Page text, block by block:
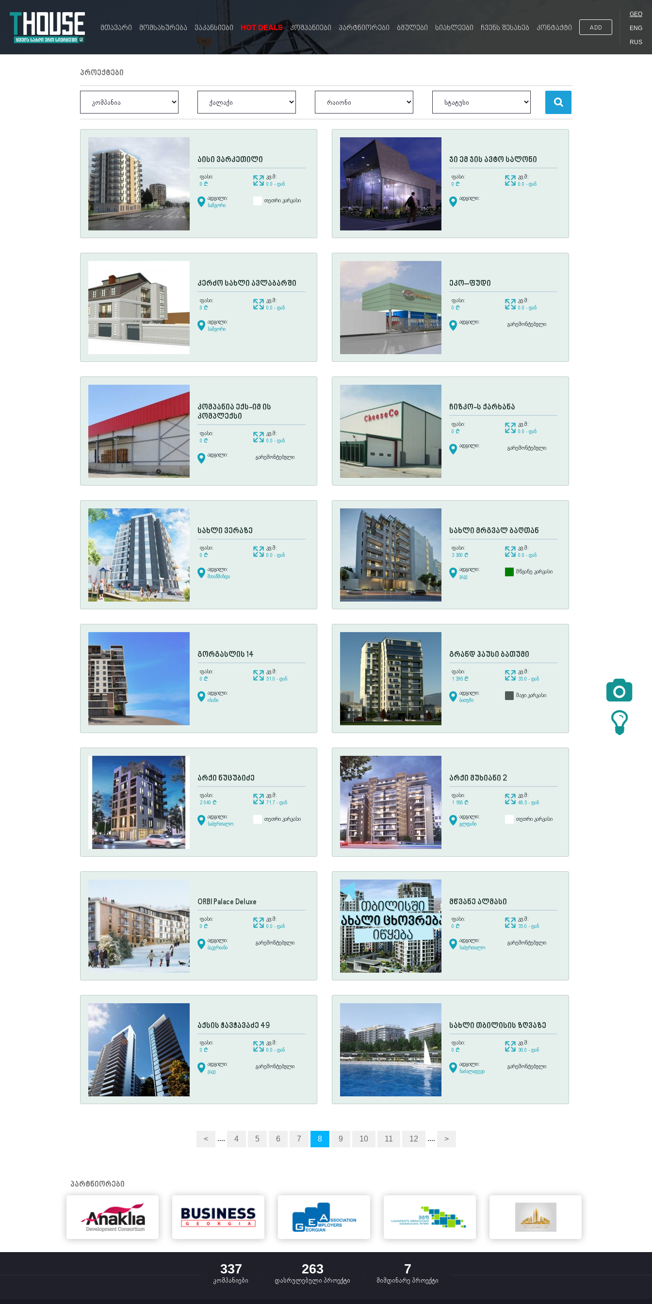
მთავარი მომსახურება ვაკანსიები HOT DEALS კომპანიები პარტნიორები ბმულები სიახლეები ჩვენს შესახებ კონტაქტი ADD
GEO
ENG
RUS
პროექტები
აისი ვარკეთილი
ფასი:
0 ¢
კვ.მ:
0.0 - დან
ადგილი:
სამგორი
თეთრი კარკასი
ჯი ემ ჯის ავტო სალონი
ფასი:
0 ¢
კვ.მ:
0.0 - დან
ადგილი:
კერძო სახლი ავლაბარში
ფასი:
0 ¢
კვ.მ:
0.0 - დან
ადგილი:
სამგორი
ეკო–ფუდი
ფასი:
0 ¢
კვ.მ:
0.0 - დან
ადგილი: გარემონტებული
კომპანია ექს-იმ ის
კომპლექსი
ფასი:
0 ¢
კვ.მ:
0.0 - დან
ადგილი: გარემონტებული
ჩიზკო-ს ქარხანა
ფასი:
0 ¢
კვ.მ:
0.0 - დან
ადგილი: გარემონტებული
სახლი ვერაზე
ფასი:
0 ¢
კვ.მ:
0.0 - დან
ადგილი:
მთაწმინდა
სახლი მრგვალ ბაღთან
ფასი:
3 360 ¢
კვ.მ:
0.0 - დან
ადგილი:
ვაკე
მწვანე კარკასი
გორგასლის 14
ფასი:
0 ¢
კვ.მ:
51.0 - დან
ადგილი:
ისანი
გრანდ ჰაუსი ბათუმი
ფასი:
1 396 ¢
კვ.მ:
35.0 - დან
ადგილი:
ბათუმი
შავი კარკასი
არქი ნუცუბიძე
ფასი:
2 040 ¢
კვ.მ:
71.7 - დან
ადგილი:
საბურთალო
თეთრი კარკასი
არქი მუხიანი 2
ფასი:
1 188 ¢
კვ.მ:
48.5 - დან
ადგილი:
გლდანი
თეთრი კარკასი
ORBI Palace Deluxe
ფასი:
0 ¢
კვ.მ:
0.0 - დან
ადგილი:
ბაკურიანი
გარემონტებული
მწვანე ალმასი
ფასი:
0 ¢
კვ.მ:
35.0 - დან
ადგილი:
საბურთალო
გარემონტებული
აქსის ჭავჭავაძე 49
ფასი:
0 ¢
კვ.მ:
0.0 - დან
ადგილი:
ვაკე
გარემონტებული
სახლი თბილისის ზღვაზე
ფასი:
0 ¢
კვ.მ:
36.0 - დან
ადგილი:
ნაძალადევი
გარემონტებული
< .... 4 5 6 7 8 9 10 11 12 .... >

პარტნიორები
337
კომპანიები
263
დასრულებული პროექტი
7
მიმდინარე პროექტი